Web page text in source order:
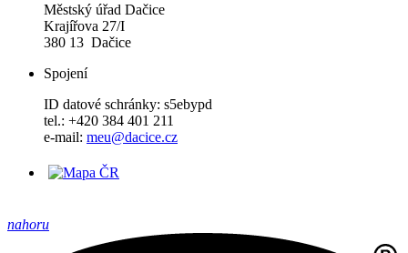
Městský úřad Dačice
Krajířova 27/I
380 13 Dačice
Spojení
ID datové schránky: s5ebypd
tel.: +420 384 401 211
e-mail: meu@dacice.cz
nahoru